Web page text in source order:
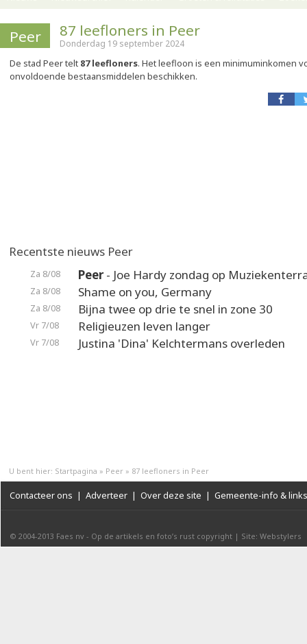
Peer 87 leefloners in Peer
Donderdag 19 september 2024
De stad Peer telt 87 leefloners. Het leefloon is een minimuminkomen
onvoldoende bestaansmiddelen beschikken.
Recentste nieuws Peer
Za 8/08 Peer- Joe Hardy zondag op
Za 8/08 Shame on you, Germany
Za 8/08 Bijna twee op drie te snel in zone 30
Vr 7/08 Religieuzen leven langer
Vr 7/08 Justina 'Dina' Kelchtermans overleden
U bent hier: Startpagina » Peer » 87 leefloners in Peer
Contacteer ons | Adverteer | Over deze site | Gemeente-info & links
© 2004-2013 Faes nv - Op de artikels en foto’s rust copyright | Site: Webstylers